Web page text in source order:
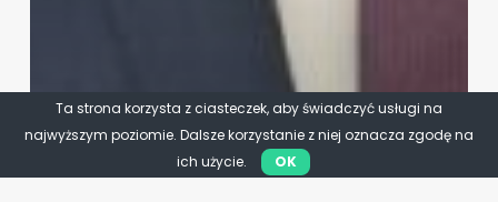
Ta strona korzysta z ciasteczek, aby świadczyć usługi na
najwyższym poziomie. Dalsze korzystanie z niej oznacza zgodę na
ich użycie.
OK